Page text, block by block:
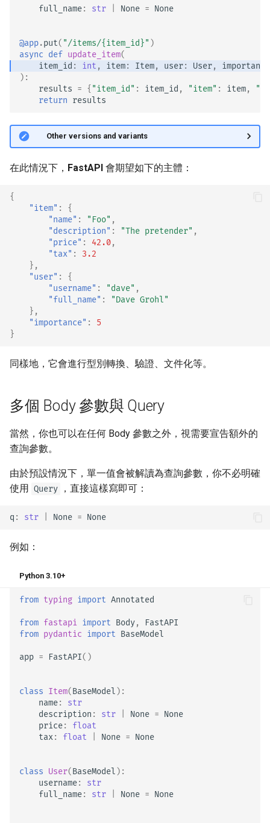
full_name: str None = None
@app.put( "/items/{item_id}" )
async def update_item(
item_id : int , item: Item, user: User,
importance
):
results = { "item_id" : item_id , "item" : item,
return results
🤓 Other versions and variants
在此情況下， FastAPI 會期望如下的主體：
{
"item" :
{
"name" : "Foo" ,
"description" : "The pretender" ,
"price" : 42.0,
"tax" :
3.2
},
"user" :
{
"username" : "dave" ,
"full_name" :
"Dave Grohl"
},
"importance" :
5
}
同樣地，它會進行型別轉換、驗證、文件化等。
多個 Body 參數與 Query
當然，你也可以在任何 Body 參數之外，視需要宣告額外的
查詢參數。
由於預設情況下，單一值會被解讀為查詢參數，你不必明確
使用 Query ，直接這樣寫即可：
q : str None = None
例如：
Python 3.10+
from typing import Annotated
from fastapi import Body,
FastAPI
from pydantic import BaseModel
app = FastAPI()
class Item(BaseModel ):
name:
str
description : str None = None
price:
float
tax: float None = None
class User(BaseModel ):
username:
str
full_name: str None = None